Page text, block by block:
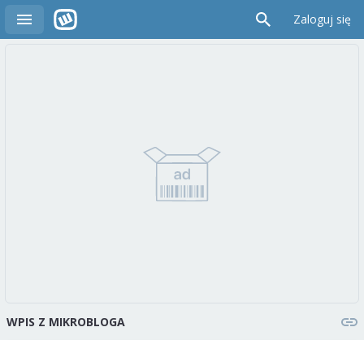
Zaloguj się
WPIS Z MIKROBLOGA